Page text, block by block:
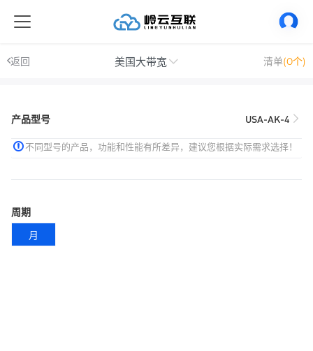
返回 美国大带宽 清单(0个)
产品型号 USA-AK-4
不同型号的产品，功能和性能有所差异，建议您根据实际需求选择！
周期
月